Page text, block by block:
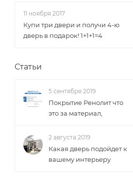
11 ноября 2017
Купи три двери и получи 4-ю
дверь в подарок! 1+1+1=4
Статьи
5 сентября 2019
Покрытие Ренолит что
это за материал,
2 августа 2019
Какая дверь подойдет к
вашему интерьеру